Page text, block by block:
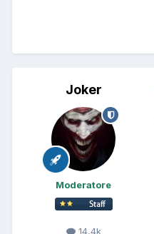
Joker
Moderatore
14,4k